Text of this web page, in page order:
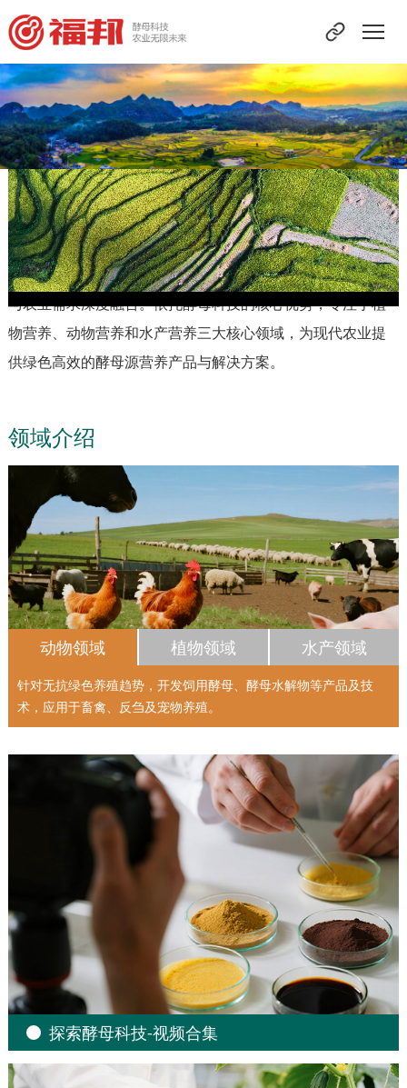
Unmute Loaded:
17.84%
福邦简介
福邦作为安琪酵母旗下的专业农业品牌，致力于将酵母科技
与农业需求深度融合。依托酵母科技的核心优势，专注于植
物营养、动物营养和水产营养三大核心领域，为现代农业提
供绿色高效的酵母源营养产品与解决方案。
领域介绍
动物领域 植物领域 水产领域
针对无抗绿色养殖趋势，开发饲用酵母、酵母水解物等产品及技
术，应用于畜禽、反刍及宠物养殖。
探索酵母科技-视频合集